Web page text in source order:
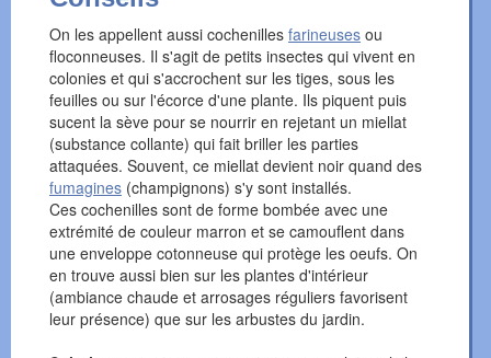
On les appellent aussi cochenilles farineuses ou
floconneuses. Il s'agit de petits insectes qui vivent en
colonies et qui s'accrochent sur les tiges, sous les
feuilles ou sur l'écorce d'une plante. Ils piquent puis
sucent la sève pour se nourrir en rejetant un miellat
(substance collante) qui fait briller les parties
attaquées. Souvent, ce miellat devient noir quand des
fumagines (champignons) s'y sont installés.
Ces cochenilles sont de forme bombée avec une
extrémité de couleur marron et se camouflent dans
une enveloppe cotonneuse qui protège les oeufs. On
en trouve aussi bien sur les plantes d'intérieur
(ambiance chaude et arrosages réguliers favorisent
leur présence) que sur les arbustes du jardin.